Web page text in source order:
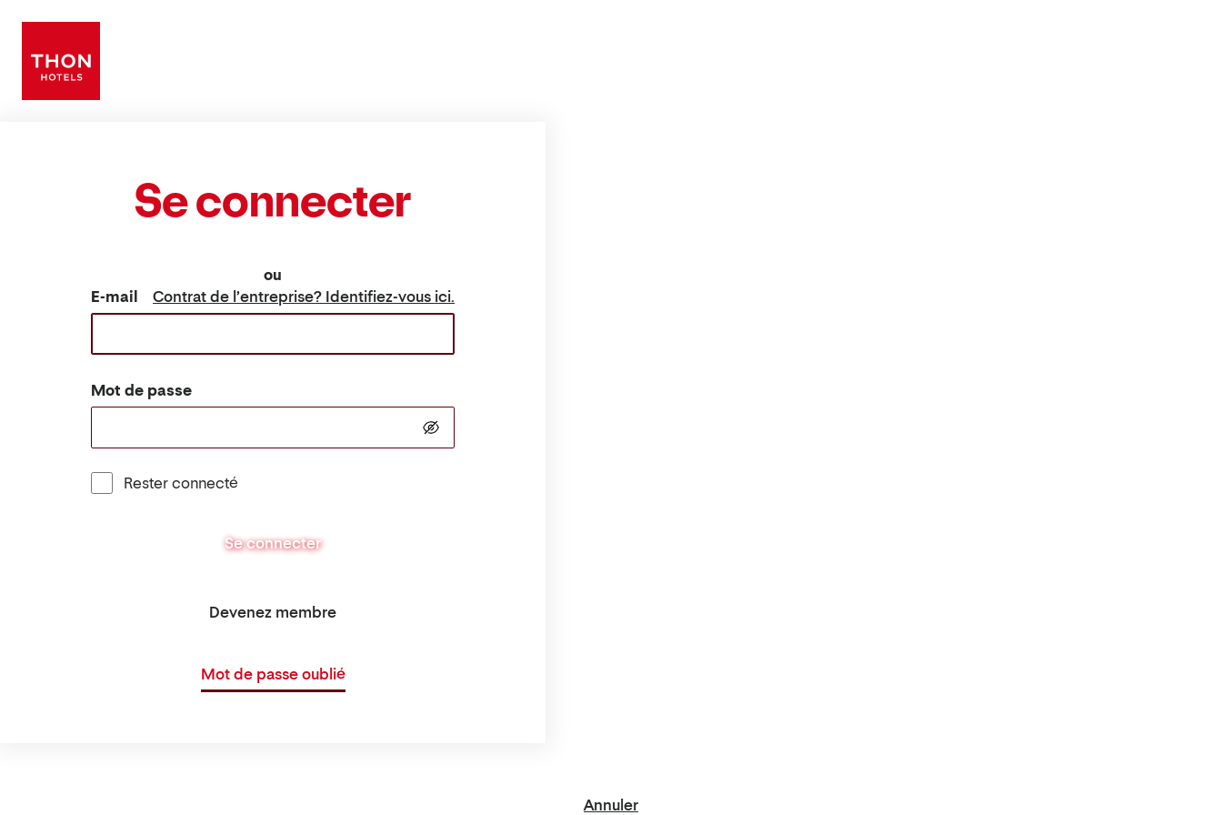
Se connecter
ou
E-mail
Contrat de l’entreprise? Identifiez-vous ici.
Mot de passe
Rester connecté
Se connecter
Devenez membre
Mot de passe oublié
Annuler